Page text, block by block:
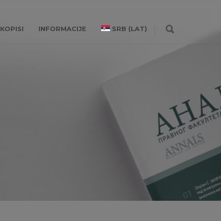
INFORMACIJE SRB (LAT)